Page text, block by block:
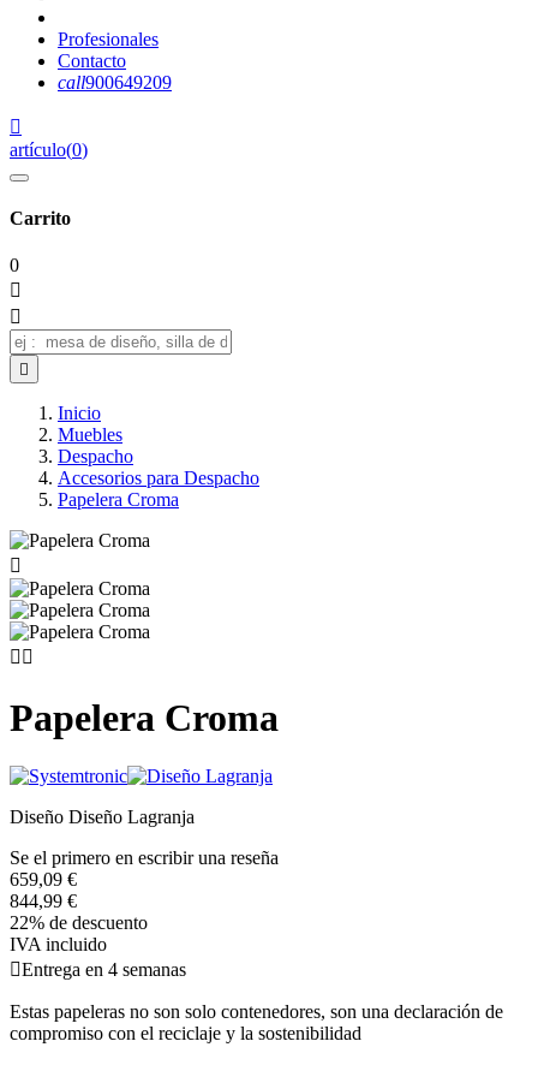
Profesionales
Contacto
call900649209

artículo(0)
Carrito
0



Inicio
Muebles
Despacho
Accesorios para Despacho
Papelera Croma

 
Papelera Croma
Diseño Diseño Lagranja
Se el primero en escribir una reseña
659,09 €
844,99 €
22% de descuento
IVA incluido
Entrega en 4 semanas
Estas papeleras no son solo contenedores, son una declaración de
compromiso con el reciclaje y la sostenibilidad